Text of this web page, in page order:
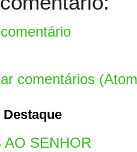
comentários
SENHOR